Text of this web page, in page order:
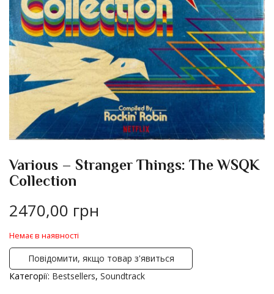
Various – Stranger Things: The WSQK
Collection
2470,00 грн
Немає в наявності
Повідомити, якщо товар з'явиться
Категорії: Bestsellers, Soundtrack